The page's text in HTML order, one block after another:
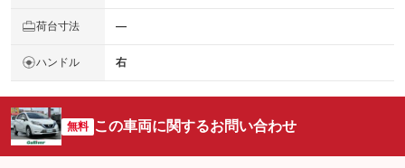
荷台寸法 ―
ハンドル 右
無料 この車両に関するお問い合わせ